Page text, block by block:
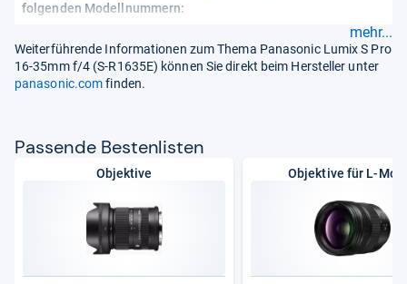
folgenden Modellnummern:
mehr...
Weiterführende Informationen zum Thema Panasonic Lumix S Pro
16-35mm f/4 (S-R1635E) können Sie direkt beim Hersteller unter
panasonic.comfinden.
Pas­sende Bes­ten­lis­ten
Objektive Objektive für L-